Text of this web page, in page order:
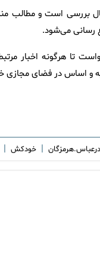
بررسی است و مطالب
رسانی می‌شود.
تا هرگونه اخبار
و اساس در فضای مجازی
| خودکش |